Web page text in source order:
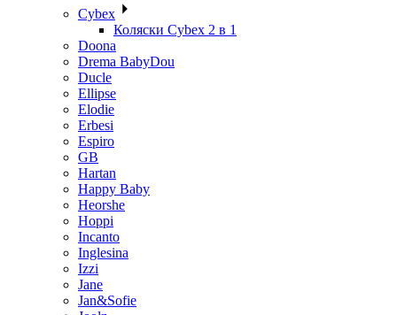
Cybex
Коляски Cybex 2 в 1
Doona
Drema BabyDou
Ducle
Ellipse
Elodie
Erbesi
Espiro
GB
Hartan
Happy Baby
Heorshe
Hoppi
Incanto
Inglesina
Izzi
Jane
Jan&Sofie